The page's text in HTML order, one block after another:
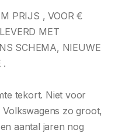
PRIJS , VOOR €
MET
SCHEMA, NIEUWE
.
tekort. Niet voor
zo groot,
aantal jaren nog